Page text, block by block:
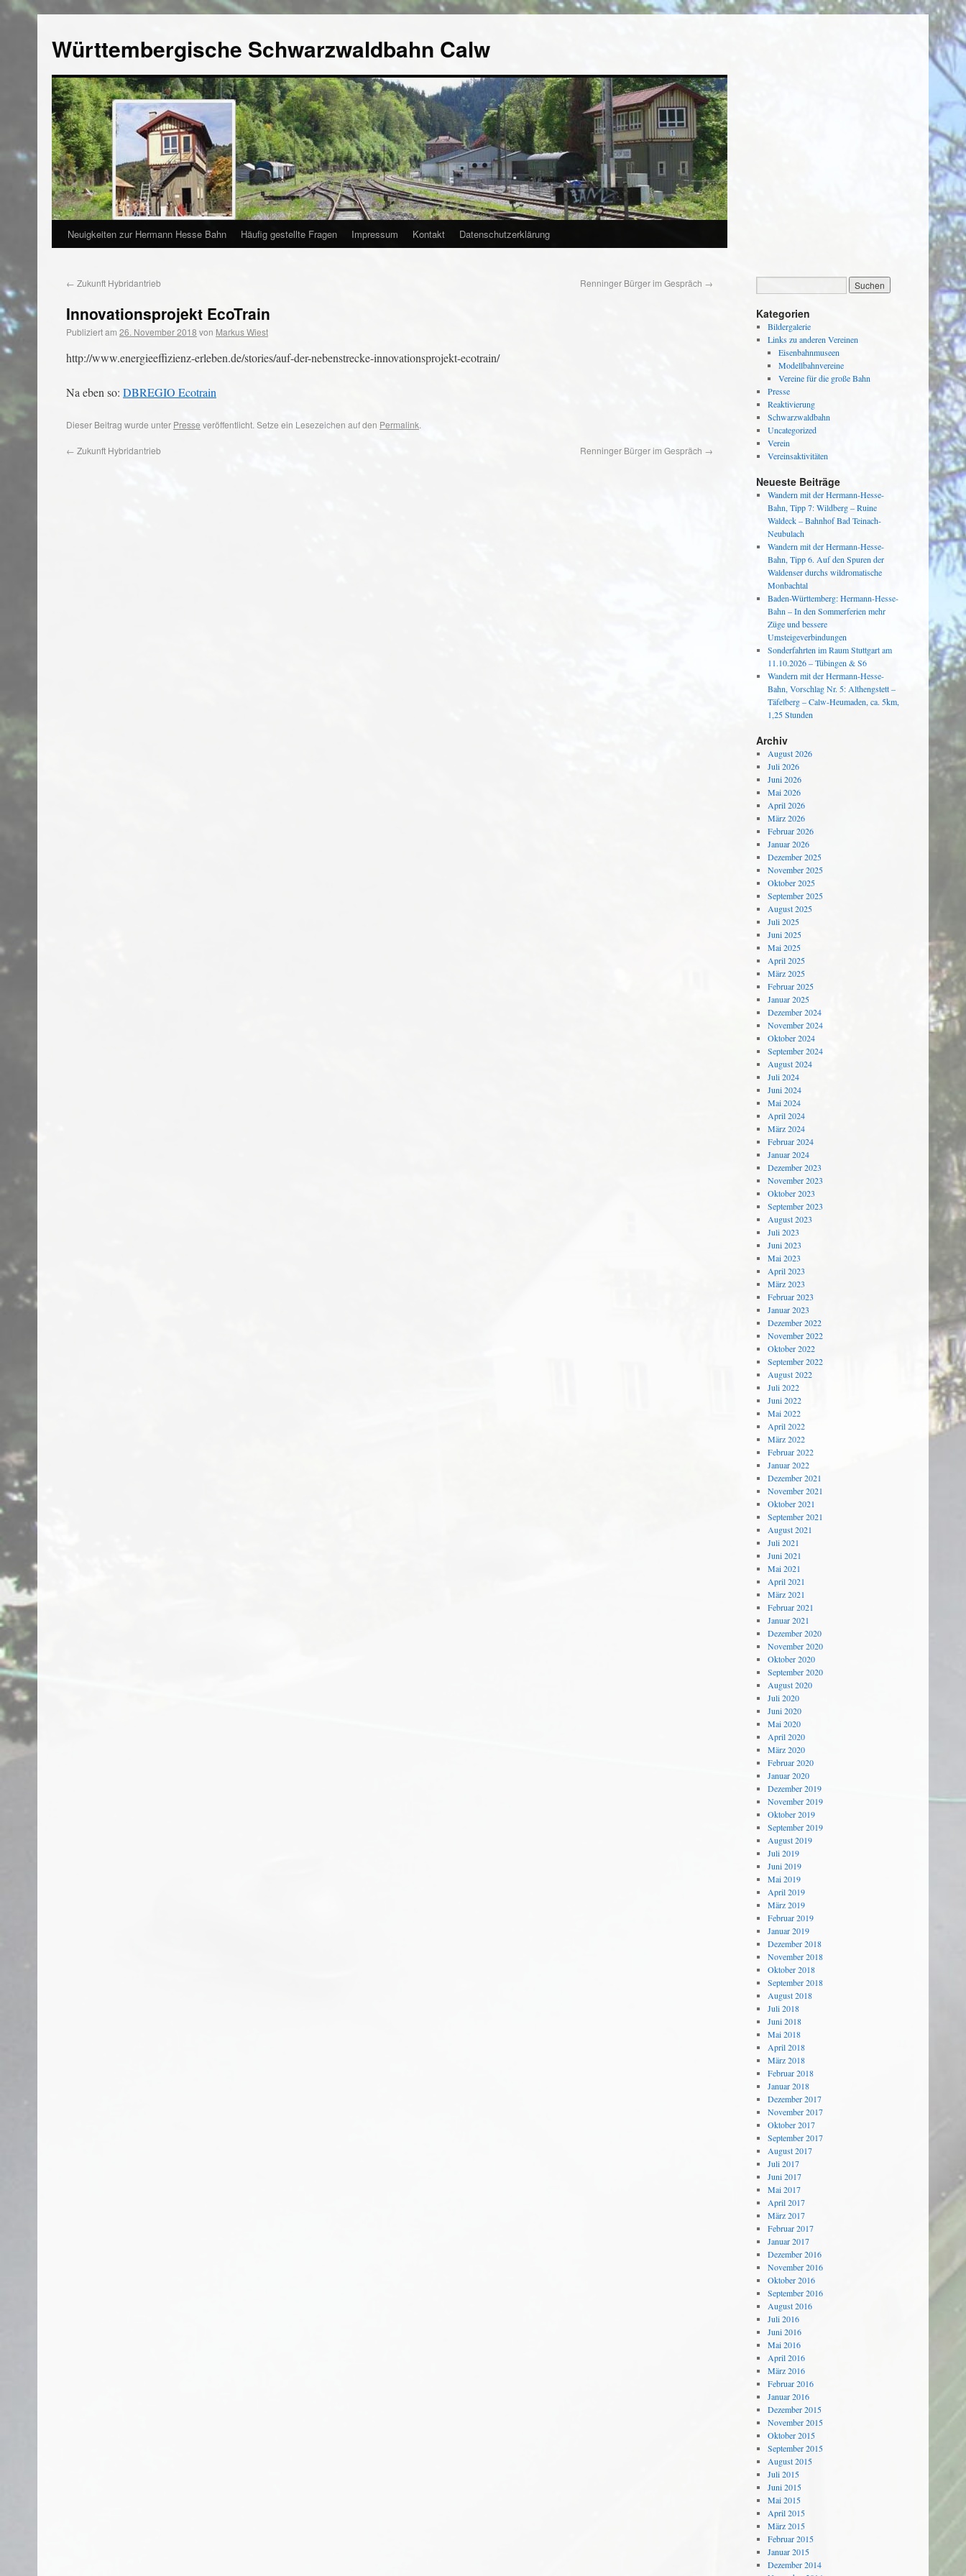
Württembergische Schwarzwaldbahn Calw
Neuigkeiten zur Hermann Hesse Bahn Häufig gestellte Fragen Impressum Kontakt Datenschutzerklärung
← Zukunft Hybridantrieb Renninger Bürger im Gespräch →
Innovationsprojekt EcoTrain
Publiziert am 26. November 2018 von Markus Wiest
http://www.energieeffizienz-erleben.de/stories/auf-der-nebenstrecke-innovationsprojekt-ecotrain/
Na eben so: DBREGIO Ecotrain
Dieser Beitrag wurde unter Presse veröffentlicht. Setze ein Lesezeichen auf den Permalink.
← Zukunft Hybridantrieb Renninger Bürger im Gespräch →
Kategorien
Bildergalerie
Links zu anderen Vereinen
Eisenbahnmuseen
Modellbahnvereine
Vereine für die große Bahn
Presse
Reaktivierung
Schwarzwaldbahn
Uncategorized
Verein
Vereinsaktivitäten
Neueste Beiträge
Wandern mit der Hermann-Hesse-
Bahn, Tipp 7: Wildberg – Ruine
Waldeck – Bahnhof Bad Teinach-
Neubulach
Wandern mit der Hermann-Hesse-
Bahn, Tipp 6. Auf den Spuren der
Waldenser durchs wildromatische
Monbachtal
Baden-Württemberg: Hermann-Hesse-
Bahn – In den Sommerferien mehr
Züge und bessere
Umsteigeverbindungen
Sonderfahrten im Raum Stuttgart am
11.10.2026 – Tübingen & S6
Wandern mit der Hermann-Hesse-
Bahn, Vorschlag Nr. 5: Althengstett –
Täfelberg – Calw-Heumaden, ca. 5km,
1,25 Stunden
Archiv
August 2026
Juli 2026
Juni 2026
Mai 2026
April 2026
März 2026
Februar 2026
Januar 2026
Dezember 2025
November 2025
Oktober 2025
September 2025
August 2025
Juli 2025
Juni 2025
Mai 2025
April 2025
März 2025
Februar 2025
Januar 2025
Dezember 2024
November 2024
Oktober 2024
September 2024
August 2024
Juli 2024
Juni 2024
Mai 2024
April 2024
März 2024
Februar 2024
Januar 2024
Dezember 2023
November 2023
Oktober 2023
September 2023
August 2023
Juli 2023
Juni 2023
Mai 2023
April 2023
März 2023
Februar 2023
Januar 2023
Dezember 2022
November 2022
Oktober 2022
September 2022
August 2022
Juli 2022
Juni 2022
Mai 2022
April 2022
März 2022
Februar 2022
Januar 2022
Dezember 2021
November 2021
Oktober 2021
September 2021
August 2021
Juli 2021
Juni 2021
Mai 2021
April 2021
März 2021
Februar 2021
Januar 2021
Dezember 2020
November 2020
Oktober 2020
September 2020
August 2020
Juli 2020
Juni 2020
Mai 2020
April 2020
März 2020
Februar 2020
Januar 2020
Dezember 2019
November 2019
Oktober 2019
September 2019
August 2019
Juli 2019
Juni 2019
Mai 2019
April 2019
März 2019
Februar 2019
Januar 2019
Dezember 2018
November 2018
Oktober 2018
September 2018
August 2018
Juli 2018
Juni 2018
Mai 2018
April 2018
März 2018
Februar 2018
Januar 2018
Dezember 2017
November 2017
Oktober 2017
September 2017
August 2017
Juli 2017
Juni 2017
Mai 2017
April 2017
März 2017
Februar 2017
Januar 2017
Dezember 2016
November 2016
Oktober 2016
September 2016
August 2016
Juli 2016
Juni 2016
Mai 2016
April 2016
März 2016
Februar 2016
Januar 2016
Dezember 2015
November 2015
Oktober 2015
September 2015
August 2015
Juli 2015
Juni 2015
Mai 2015
April 2015
März 2015
Februar 2015
Januar 2015
Dezember 2014